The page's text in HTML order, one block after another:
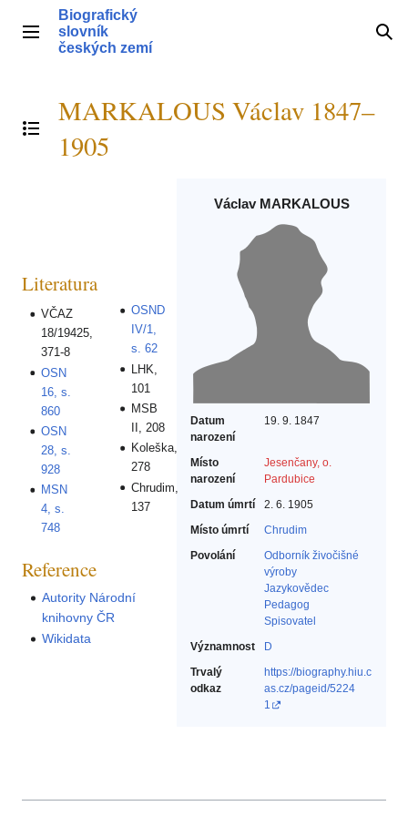
obsahHlavní menu
Biografický
slovník
českých zemí
Přepnout obsah
MARKALOUS Václav 1847–
1905
Václav MARKALOUS
Datum
narození
19. 9. 1847
Místo
narození
Jesenčany, o.
Pardubice
Datum úmrtí
2. 6. 1905
Místo úmrtí
Chrudim
Povolání
Odborník živočišné
výroby‎
Jazykovědec‎
Pedagog‎
Spisovatel‎
Významnost
D
Trvalý
odkaz
https://biography.hiu.c
as.cz/pageid/5224
1
Literatura
VČAZ
18/19425,
371-8
OSN
16, s.
860
OSN
28, s.
928
MSN
4, s.
748
OSND
IV/1,
s. 62
LHK,
101
MSB
II, 208
Koleška,
278
Chrudim,
137
Reference
Autority Národní
knihovny ČR
Wikidata